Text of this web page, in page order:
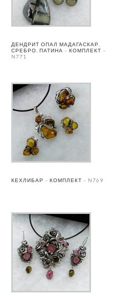
ДЕНДРИТ ОПАЛ МАДАГАСКАР,
СРЕБРО, ПАТИНА – КОМПЛЕКТ –
N771
КЕХЛИБАР – КОМПЛЕКТ – N769